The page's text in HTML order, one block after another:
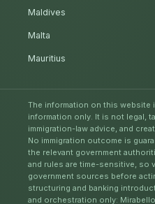
Maldives
Malta
Mauritius
The information on this website
information only. It is not legal,
immigration-law advice, and
No immigration outcome is
the relevant government
and rules are time-sensitive, so
government sources before
structuring and banking
and orchestration only: